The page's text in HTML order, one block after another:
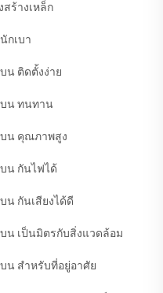
ร้างเหล็ก
กเบา
น ติดตั้งง่าย
น ทนทาน
น คุณภาพสูง
น กันไฟได้
กันเสียงได้ดี
เป็นมิตรกับสิ่งแวดล้อม
น สำหรับที่อยู่อาศัย